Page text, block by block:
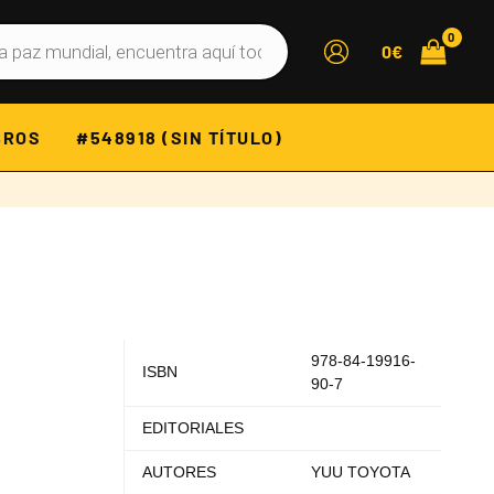
0€
#548918 (SIN TÍTULO)
ISBN
978-84-19916-
90-7
EDITORIALES
AUTORES YUU TOYOTA